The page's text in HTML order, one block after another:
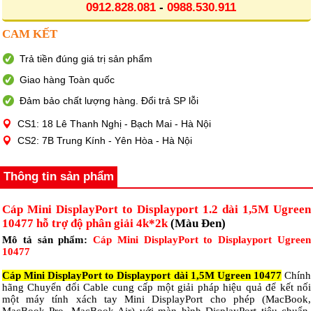
0912.828.081 - 0988.530.911
CAM KẾT
Trả tiền đúng giá trị sản phẩm
Giao hàng Toàn quốc
Đảm bảo chất lượng hàng. Đổi trả SP lỗi
CS1: 18 Lê Thanh Nghị - Bạch Mai - Hà Nội
CS2: 7B Trung Kính - Yên Hòa - Hà Nội
Thông tin sản phẩm
Cáp Mini DisplayPort to Displayport 1.2 dài 1,5M Ugreen
10477 hỗ trợ độ phân giải 4k*2k(Màu Đen)
Mô tả sản phẩm:Cáp Mini DisplayPort to DisplayportUgreen
10477
Cáp Mini DisplayPort to Displayport dài 1,5M Ugreen 10477Chính
hãng Chuyển đổi Cable cung cấp một giải pháp hiệu quả để kết nối
một máy tính xách tay Mini DisplayPort cho phép (MacBook,